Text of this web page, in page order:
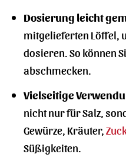
Dosierung leicht
mitgelieferten Löffel,
dosieren. So können
abschmecken.
Vielseitige
nicht nur für Salz,
Gewürze, Kräuter,
Süßigkeiten.